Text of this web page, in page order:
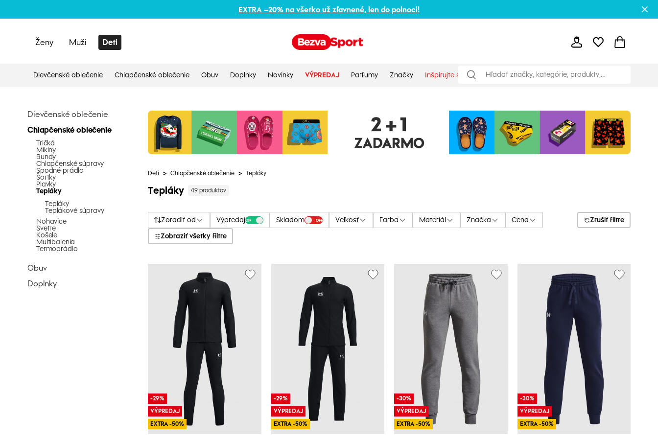
EXTRA –20% na všetko už zľavnené, len do polnoci!
Ženy Muži Deti
Dievčenské oblečenie Chlapčenské oblečenie Obuv Doplnky Novinky VÝPREDAJ Parfumy Značky Inšpirujte sa Blog
Dievčenské oblečenie
Chlapčenské oblečenie
Tričká
Mikiny
Bundy
Chlapčenské súpravy
Spodné prádlo
Šortky
Plavky
Tepláky
Tepláky
Teplákové súpravy
Nohavice
Svetre
Košele
Multibalenia
Termoprádlo
Obuv
Doplnky
Deti > Chlapčenské oblečenie > Tepláky
Tepláky 49 produktov
Zoradiť od VýpredajON Skladom OFF Veľkosť Farba Materiál Značka
Cena
Zobraziť všetky filtre
Zrušiť filtre
-29%
VÝPREDAJ
EXTRA -50%
-29%
VÝPREDAJ
EXTRA -50%
-30%
VÝPREDAJ
EXTRA -50%
-30%
VÝPREDAJ
EXTRA -50%